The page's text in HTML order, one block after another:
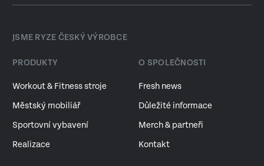
JSME RYZE ČESKÝ VÝROBCE
PRODUKTY
Workout & Fitness stroje
Městský mobiliář
Sportovní vybavení
Realizace
O SPOLEČNOSTI
Fresh news
Důležité informace
Merch & partneři
Kontakt